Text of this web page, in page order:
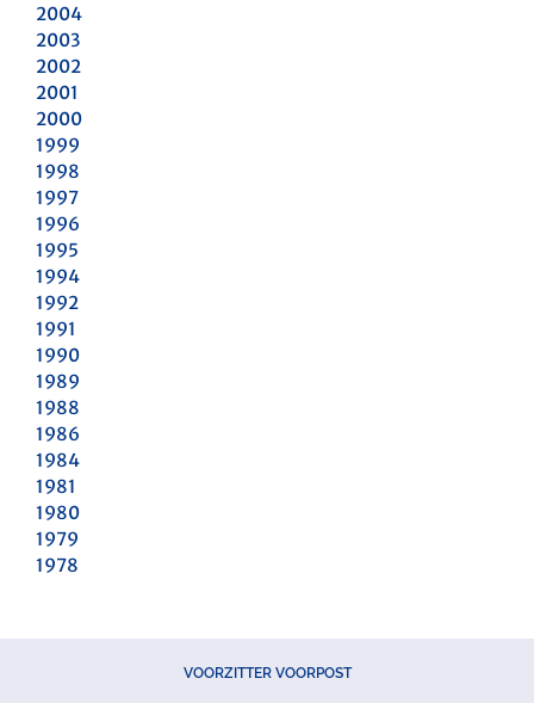
2004
2003
2002
2001
2000
1999
1998
1997
1996
1995
1994
1992
1991
1990
1989
1988
1986
1984
1981
1980
1979
1978
VOORZITTER VOORPOST